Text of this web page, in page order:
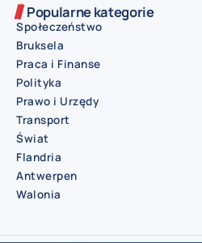
Popularne kategorie
Społeczeństwo
Bruksela
Praca i Finanse
Polityka
Prawo i Urzędy
Transport
Świat
Flandria
Antwerpen
Walonia